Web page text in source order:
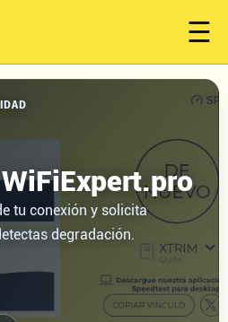
☰
tu conexión y solicita
degradación.